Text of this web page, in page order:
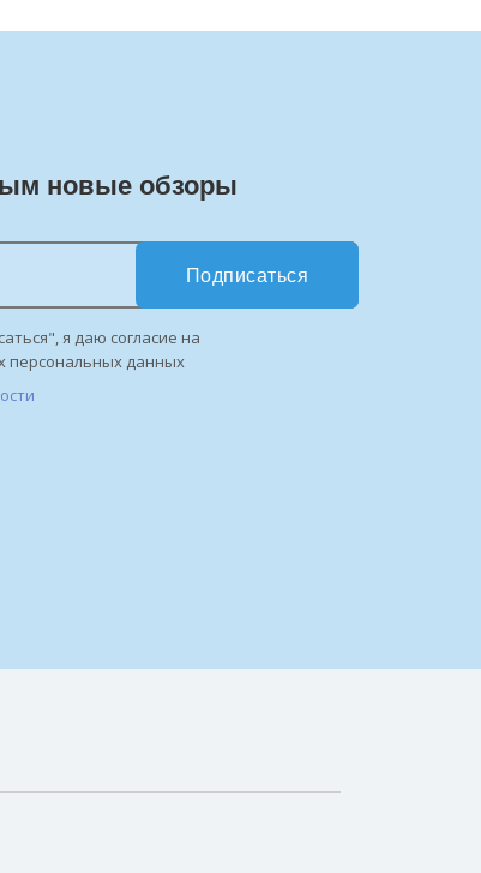
новые обзоры
Подписаться
я даю согласие на
персональных данных